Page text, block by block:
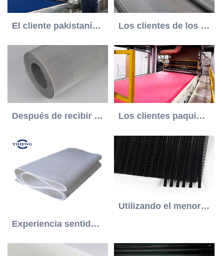
El cliente pakistaní ha ahorrado mucho el costo después de usar la correa de malla de la compañía Yiheng Los clientes de los países bajos tienen muy buena opinión sobre la banda de malla espiral de Yiheng
Después de recibir la mercancía, el cliente jorddio una buena respuesta y ordenó 10 cinturones de malla más Los clientes paquistaníes han logrado resultados ideales después de usar las correas de malla no tejida de Yiheng
Experiencia sentida por el cliente
Utilizando el menor tiempo para construir la confianza con el cliente.